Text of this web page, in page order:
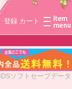
登録 カート
ソフトセーブデータ